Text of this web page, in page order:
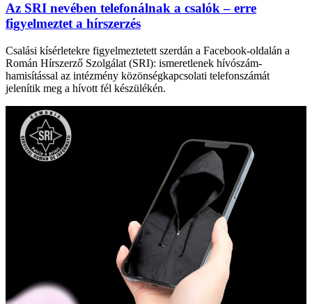
Az SRI nevében telefonálnak a csalók – erre
figyelmeztet a hírszerzés
Csalási kísérletekre figyelmeztetett szerdán a Facebook-oldalán a
Román Hírszerző Szolgálat (SRI): ismeretlenek hívószám-
hamisítással az intézmény közönségkapcsolati telefonszámát
jelenítik meg a hívott fél készülékén.